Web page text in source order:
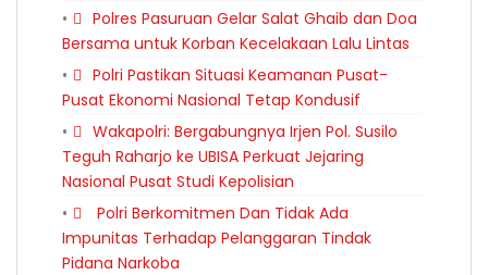
Polres Pasuruan Gelar Salat Ghaib dan Doa
Bersama untuk Korban Kecelakaan Lalu Lintas
Polri Pastikan Situasi Keamanan Pusat-
Pusat Ekonomi Nasional Tetap Kondusif
Wakapolri: Bergabungnya Irjen Pol. Susilo
Teguh Raharjo ke UBISA Perkuat Jejaring
Nasional Pusat Studi Kepolisian
Polri Berkomitmen Dan Tidak Ada
Impunitas Terhadap Pelanggaran Tindak
Pidana Narkoba